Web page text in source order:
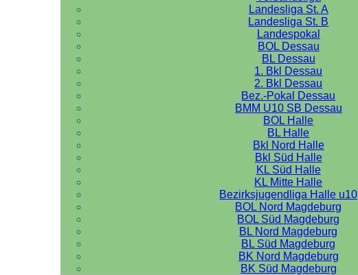
Landesliga St. A
Landesliga St. B
Landespokal
BOL Dessau
BL Dessau
1. Bkl Dessau
2. Bkl Dessau
Bez.-Pokal Dessau
BMM U10 SB Dessau
BOL Halle
BL Halle
Bkl Nord Halle
Bkl Süd Halle
KL Süd Halle
KL Mitte Halle
Bezirksjugendliga Halle u10
BOL Nord Magdeburg
BOL Süd Magdeburg
BL Nord Magdeburg
BL Süd Magdeburg
BK Nord Magdeburg
BK Süd Magdeburg